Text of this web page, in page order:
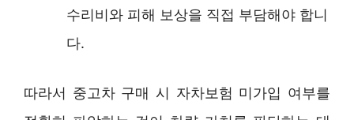
수리비와 피해 보상을 직접 부담해야 합니
다.
따라서 중고차 구매 시 자차보험 미가입 여부를